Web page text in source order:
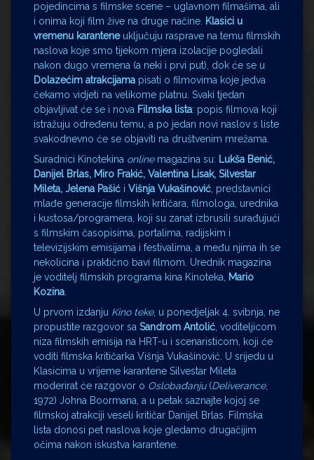
pojedincima s filmske scene – uglavnom filmašima, ali
i onima koji film žive na druge načine. Klasici u
vremenu karanteneuključuju rasprave na temu filmskih
naslova koje smo tijekom mjera izolacije pogledali
nakon dugo vremena (a neki i prvi put), dok će se u
Dolazećim atrakcijama pisati o filmovima koje jedva
čekamo vidjeti na velikome platnu. Svaki tjedan
objavljivat će se i nova Filmska lista: popis filmova koji
istražuju određenu temu, a po jedan novi naslov s liste
svakodnevno će se objaviti na društvenim mrežama.
Suradnici Kinotekina online magazina su: Lukša Benić,
Danijel Brlas, Miro Frakić, Valentina Lisak, Silvestar
Mileta, Jelena Pašić i Višnja Vukašinović , predstavnici
mlađe generacije filmskih kritičara, filmologa, urednika
i kustosa/programera, koji su zanat izbrusili surađujući
s filmskim časopisima, portalima, radijskim i
televizijskim emisijama i festivalima, a među njima ih se
nekolicina i praktično bavi filmom. Urednik magazina
je voditelj filmskih programa kina Kinoteka,
Mario
Kozina
U prvom izdanju Kino teke, u ponedjeljak 4. svibnja, ne
propustite razgovor sa Sandrom Antolić , voditeljicom
niza filmskih emisija na HRT-u i scenaristicom, koji će
voditi filmska kritičarka Višnja Vukašinović. U srijedu u
Klasicima u vrijeme karantene Silvestar Mileta
moderirat će razgovor o Oslobađanju (Deliverance,
1972) Johna Boormana, a u petak saznajte kojoj se
filmskoj atrakciji veseli kritičar Danijel Brlas. Filmska
lista donosi pet naslova koje gledamo drugačijim
očima nakon iskustva karantene.